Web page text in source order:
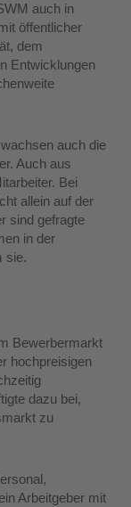
auch in
öffentlicher
dem
Entwicklungen
auch die
Auch aus
Bei
allein auf der
sind gefragte
in der
sie.
Bewerbermarkt
hochpreisigen
dazu bei,
zu
Arbeitgeber mit